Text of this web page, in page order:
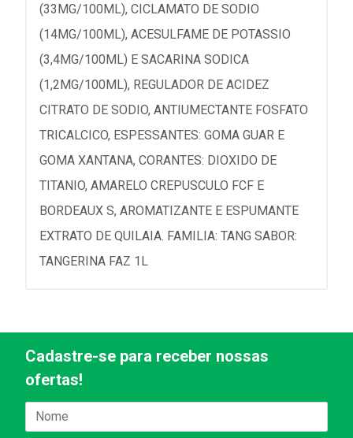
(33MG/100ML), CICLAMATO DE SODIO
(14MG/100ML), ACESULFAME DE POTASSIO
(3,4MG/100ML) E SACARINA SODICA
(1,2MG/100ML), REGULADOR DE ACIDEZ
CITRATO DE SODIO, ANTIUMECTANTE FOSFATO
TRICALCICO, ESPESSANTES: GOMA GUAR E
GOMA XANTANA, CORANTES: DIOXIDO DE
TITANIO, AMARELO CREPUSCULO FCF E
BORDEAUX S, AROMATIZANTE E ESPUMANTE
EXTRATO DE QUILAIA. FAMILIA: TANG SABOR:
TANGERINA FAZ 1L
Cadastre-se para receber nossas
ofertas!